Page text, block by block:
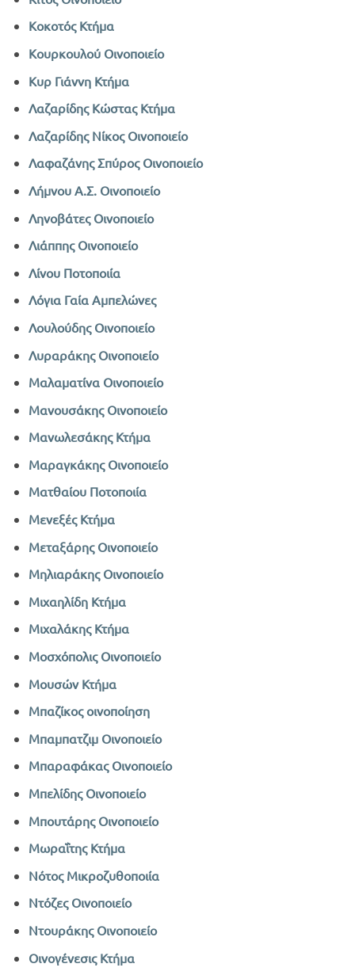
Κοκοτός Κτήμα
Κουρκουλού Οινοποιείο
Κυρ Γιάννη Κτήμα
Λαζαρίδης Κώστας Κτήμα
Λαζαρίδης Νίκος Οινοποιείο
Λαφαζάνης Σπύρος Οινοποιείο
Λήμνου Α.Σ. Οινοποιείο
Ληνοβάτες Οινοποιείο
Λιάππης Οινοποιείο
Λίνου Ποτοποιία
Λόγια Γαία Αμπελώνες
Λουλούδης Οινοποιείο
Λυραράκης Οινοποιείο
Μαλαματίνα Οινοποιείο
Μανουσάκης Οινοποιείο
Μανωλεσάκης Κτήμα
Μαραγκάκης Οινοποιείο
Ματθαίου Ποτοποιία
Μενεξές Κτήμα
Μεταξάρης Οινοποιείο
Μηλιαράκης Οινοποιείο
Μιχαηλίδη Κτήμα
Μιχαλάκης Κτήμα
Μοσχόπολις Οινοποιείο
Μουσών Κτήμα
Μπαζίκος οινοποίηση
Μπαμπατζιμ Οινοποιείο
Μπαραφάκας Οινοποιείο
Μπελίδης Οινοποιείο
Μπουτάρης Οινοποιείο
Μωραΐτης Κτήμα
Νότος Μικροζυθοποιία
Ντόζες Οινοποιείο
Ντουράκης Οινοποιείο
Οινογένεσις Κτήμα